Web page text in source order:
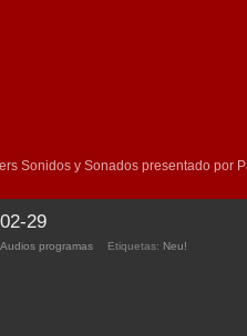
Sonidos y Sonados presentado por
29
Audios programas Etiquetas: Neu!